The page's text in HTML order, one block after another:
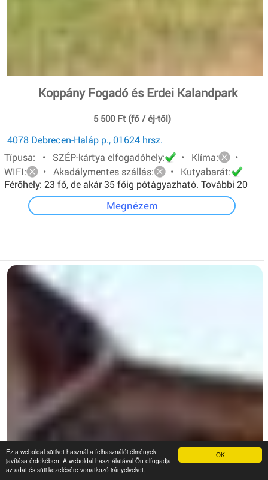
OK
Ez a weboldal sütiket használ a felhasználói élmények
javítása érdekében. A weboldal használatával Ön elfogadja
az adat és süti kezelésére vonatkozó irányelveket.
Koppány Fogadó és Erdei Kalandpark
5 500 Ft (fő / éj-től)
4078 Debrecen-Haláp p., 01624 hrsz.
Típusa: • SZÉP-kártya elfogadóhely:
• Klíma:
•
WIFI:
• Akadálymentes szállás:
• Kutyabarát:
Férőhely: 23 fő, de akár 35 főig pótágyazható. További 20
főt pedig sátorban tudunk elhelyezni.
Megnézem